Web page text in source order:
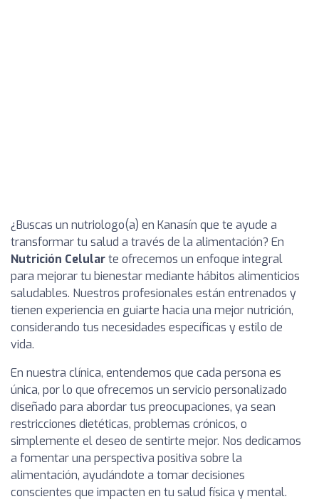
¿Buscas un nutriologo(a) en Kanasín que te ayude a
transformar tu salud a través de la alimentación? En
Nutrición Celularte ofrecemos un enfoque integral
para mejorar tu bienestar mediante hábitos alimenticios
saludables. Nuestros profesionales están entrenados y
tienen experiencia en guiarte hacia una mejor nutrición,
considerando tus necesidades específicas y estilo de
vida.
En nuestra clínica, entendemos que cada persona es
única, por lo que ofrecemos un servicio personalizado
diseñado para abordar tus preocupaciones, ya sean
restricciones dietéticas, problemas crónicos, o
simplemente el deseo de sentirte mejor. Nos dedicamos
a fomentar una perspectiva positiva sobre la
alimentación, ayudándote a tomar decisiones
conscientes que impacten en tu salud física y mental.